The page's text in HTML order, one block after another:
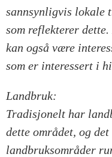
sannsynligvis lokale
som reflekterer
kan også være
som er interessert i
Landbruk:
Tradisjonelt har
dette området, og
landbruksområder